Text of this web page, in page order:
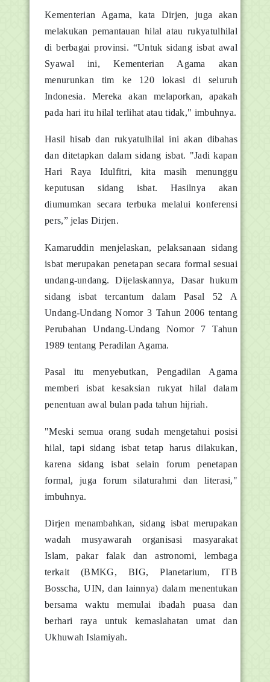
Kementerian Agama, kata Dirjen, juga akan
melakukan pemantauan hilal atau rukyatulhilal
di berbagai provinsi. “Untuk sidang isbat awal
Syawal ini, Kementerian Agama akan
menurunkan tim ke 120 lokasi di seluruh
Indonesia. Mereka akan melaporkan, apakah
pada hari itu hilal terlihat atau tidak," imbuhnya.
Hasil hisab dan rukyatulhilal ini akan dibahas
dan ditetapkan dalam sidang isbat. "Jadi kapan
Hari Raya Idulfitri, kita masih menunggu
keputusan sidang isbat. Hasilnya akan
diumumkan secara terbuka melalui konferensi
pers,” jelas Dirjen.
Kamaruddin menjelaskan, pelaksanaan sidang
isbat merupakan penetapan secara formal sesuai
undang-undang. Dijelaskannya, Dasar hukum
sidang isbat tercantum dalam Pasal 52 A
Undang-Undang Nomor 3 Tahun 2006 tentang
Perubahan Undang-Undang Nomor 7 Tahun
1989 tentang Peradilan Agama.
Pasal itu menyebutkan, Pengadilan Agama
memberi isbat kesaksian rukyat hilal dalam
penentuan awal bulan pada tahun hijriah.
"Meski semua orang sudah mengetahui posisi
hilal, tapi sidang isbat tetap harus dilakukan,
karena sidang isbat selain forum penetapan
formal, juga forum silaturahmi dan literasi,"
imbuhnya.
Dirjen menambahkan, sidang isbat merupakan
wadah musyawarah organisasi masyarakat
Islam, pakar falak dan astronomi, lembaga
terkait (BMKG, BIG, Planetarium, ITB
Bosscha, UIN, dan lainnya) dalam menentukan
bersama waktu memulai ibadah puasa dan
berhari raya untuk kemaslahatan umat dan
Ukhuwah Islamiyah.